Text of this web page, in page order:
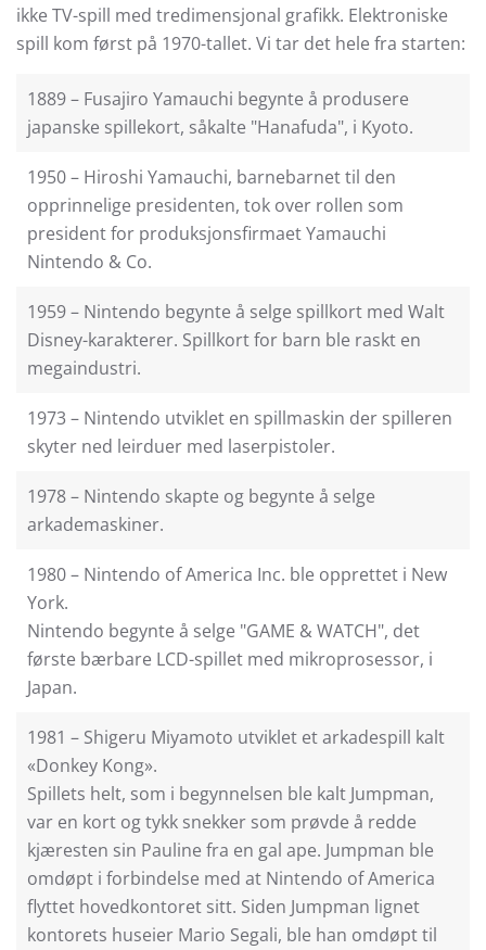
ikke TV-spill med tredimensjonal grafikk. Elektroniske
spill kom først på 1970-tallet. Vi tar det hele fra starten:
1889 – Fusajiro Yamauchi begynte å produsere
japanske spillekort, såkalte "Hanafuda", i Kyoto.
1950 – Hiroshi Yamauchi, barnebarnet til den
opprinnelige presidenten, tok over rollen som
president for produksjonsfirmaet Yamauchi
Nintendo & Co.
1959 – Nintendo begynte å selge spillkort med Walt
Disney-karakterer. Spillkort for barn ble raskt en
megaindustri.
1973 – Nintendo utviklet en spillmaskin der spilleren
skyter ned leirduer med laserpistoler.
1978 – Nintendo skapte og begynte å selge
arkademaskiner.
1980 – Nintendo of America Inc. ble opprettet i New
York.
Nintendo begynte å selge "GAME & WATCH", det
første bærbare LCD-spillet med mikroprosessor, i
Japan.
1981 – Shigeru Miyamoto utviklet et arkadespill kalt
«Donkey Kong».
Spillets helt, som i begynnelsen ble kalt Jumpman,
var en kort og tykk snekker som prøvde å redde
kjæresten sin Pauline fra en gal ape. Jumpman ble
omdøpt i forbindelse med at Nintendo of America
flyttet hovedkontoret sitt. Siden Jumpman lignet
kontorets huseier Mario Segali, ble han omdøpt til